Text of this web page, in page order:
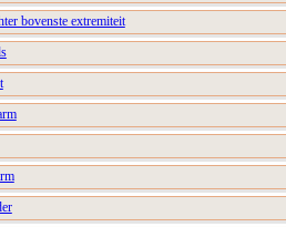
bovenste extremiteit